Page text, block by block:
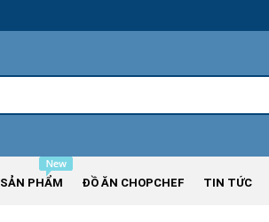
SẢN PHẨM ĐỒ ĂN CHOPCHEF TIN TỨC